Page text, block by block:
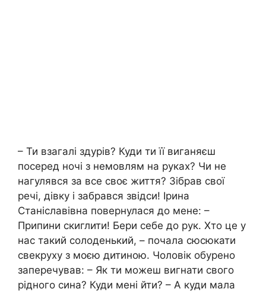
– Ти взагалі здурів? Куди ти її виганяєш
посеред ночі з немовлям на руках? Чи не
нагулявся за все своє життя? Зібрав свої
речі, дівку і забрався звідси! Ірина
Станіславівна повернулася до мене: –
Припини скиглити! Бери себе до рук. Хто це у
нас такий солоденький, – почала сюсюкати
свекруху з моєю дитиною. Чоловік обурено
заперечував: – Як ти можеш вигнати свого
рідного сина? Куди мені йти? – А куди мала